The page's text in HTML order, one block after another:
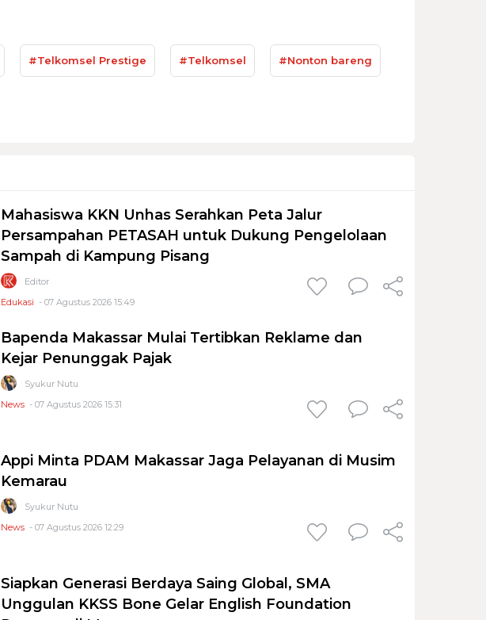
#Telkomsel Prestige #Telkomsel #Nonton bareng
Mahasiswa KKN Unhas Serahkan Peta Jalur
Persampahan PETASAH untuk Dukung Pengelolaan
Sampah di Kampung Pisang
Editor
Edukasi - 07 Agustus 2026 15:49
Bapenda Makassar Mulai Tertibkan Reklame dan
Kejar Penunggak Pajak
Syukur Nutu
News - 07 Agustus 2026 15:31
Appi Minta PDAM Makassar Jaga Pelayanan di Musim
Kemarau
Syukur Nutu
News - 07 Agustus 2026 12:29
Siapkan Generasi Berdaya Saing Global, SMA
Unggulan KKSS Bone Gelar English Foundation